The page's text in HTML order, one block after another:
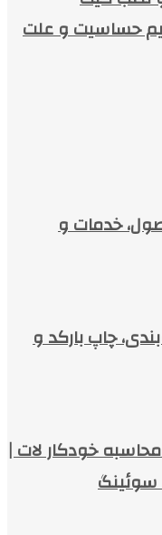
حساسیت و علت
خدمات و
چاپ بارکد و
خودکار لات |
سوئینگ